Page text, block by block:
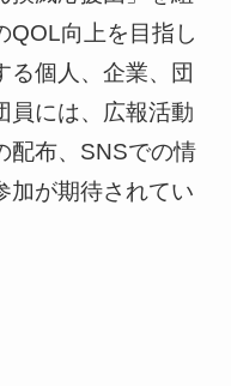
QOL向上を目指し
る個人、企業、団
員には、広報活動
配布、SNSでの情
加が期待されてい